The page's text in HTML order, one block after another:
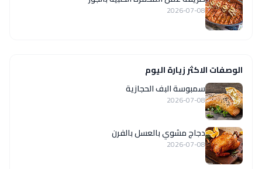
2026-07-08
الوصفات الاكثر زيارة اليوم
سمبوسة البف الحجازية
2026-07-08
دجاج مشوي بالعسل بالفرن
2026-07-08